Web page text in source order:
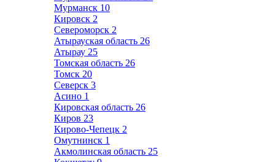
Мурманск 10
Кировск 2
Североморск 2
Атырауская область 26
Атырау 25
Томская область 26
Томск 20
Северск 3
Асино 1
Кировская область 26
Киров 23
Кирово-Чепецк 2
Омутнинск 1
Акмолинская область 25